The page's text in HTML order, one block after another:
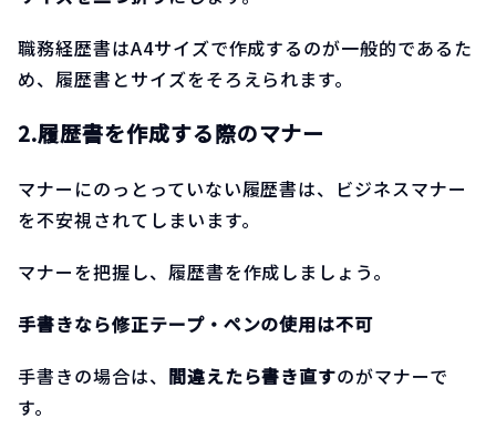
職務経歴書はA4サイズで作成するのが一般的であるた
め、履歴書とサイズをそろえられます。
2.履歴書を作成する際のマナー
マナーにのっとっていない履歴書は、ビジネスマナー
を不安視されてしまいます。
マナーを把握し、履歴書を作成しましょう。
手書きなら修正テープ・ペンの使用は不可
手書きの場合は、 間違えたら書き直すのがマナーで
す。